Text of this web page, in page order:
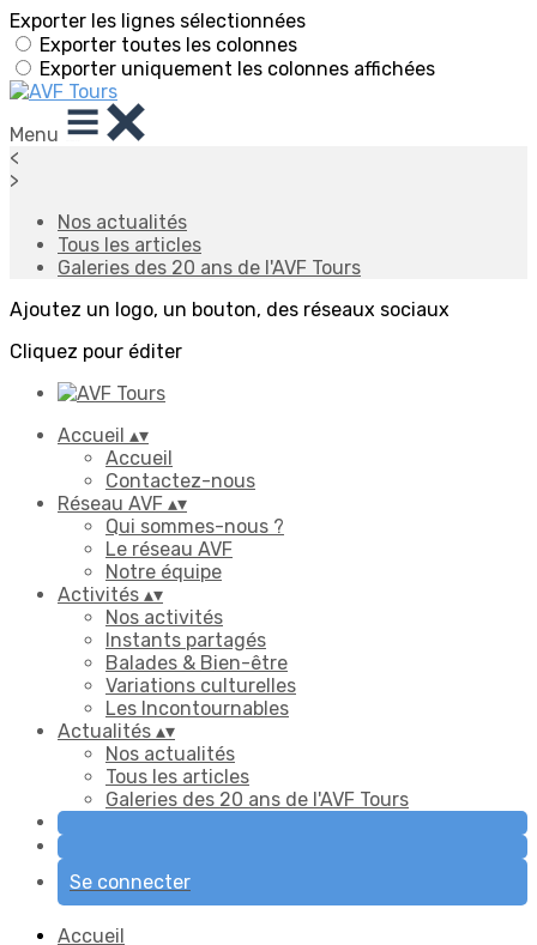
Exporter les lignes sélectionnées
Exporter toutes les colonnes
Exporter uniquement les colonnes affichées
Menu
<
>
Nos actualités
Tous les articles
Galeries des 20 ans de l'AVF Tours
Ajoutez un logo, un bouton, des réseaux sociaux
Cliquez pour éditer
Accueil ▴▾
Accueil
Contactez-nous
Réseau AVF ▴▾
Qui sommes-nous ?
Le réseau AVF
Notre équipe
Activités ▴▾
Nos activités
Instants partagés
Balades & Bien-être
Variations culturelles
Les Incontournables
Actualités ▴▾
Nos actualités
Tous les articles
Galeries des 20 ans de l'AVF Tours
Se connecter
Accueil